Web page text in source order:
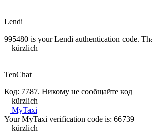
Lendi
995480 is your Lendi authentication code.
kürzlich
TenChat
Код: 7787. Никому не сообщайте код
kürzlich
MyTaxi
Your MyTaxi verification code is: 66739
kürzlich